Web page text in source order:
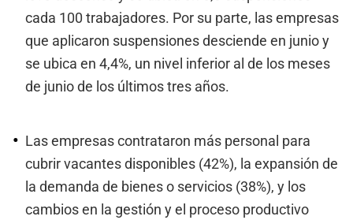
cada 100 trabajadores. Por su parte, las empresas
que aplicaron suspensiones desciende en junio y
se ubica en 4,4%, un nivel inferior al de los meses
de junio de los últimos tres años.
Las empresas contrataron más personal para
cubrir vacantes disponibles (42%), la expansión de
la demanda de bienes o servicios (38%), y los
cambios en la gestión y el proceso productivo